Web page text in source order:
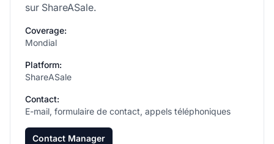
sur ShareASale.
Coverage:
Mondial
Platform:
ShareASale
Contact:
E-mail, formulaire de contact, appels téléphoniques
Contact Manager